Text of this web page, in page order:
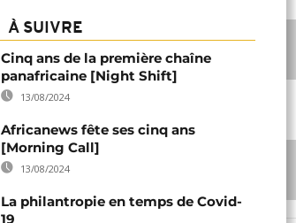
À SUIVRE
Cinq ans de la première chaîne
panafricaine [Night Shift]
13/08/2024
Africanews fête ses cinq ans
[Morning Call]
13/08/2024
La philantropie en temps de Covid-
19